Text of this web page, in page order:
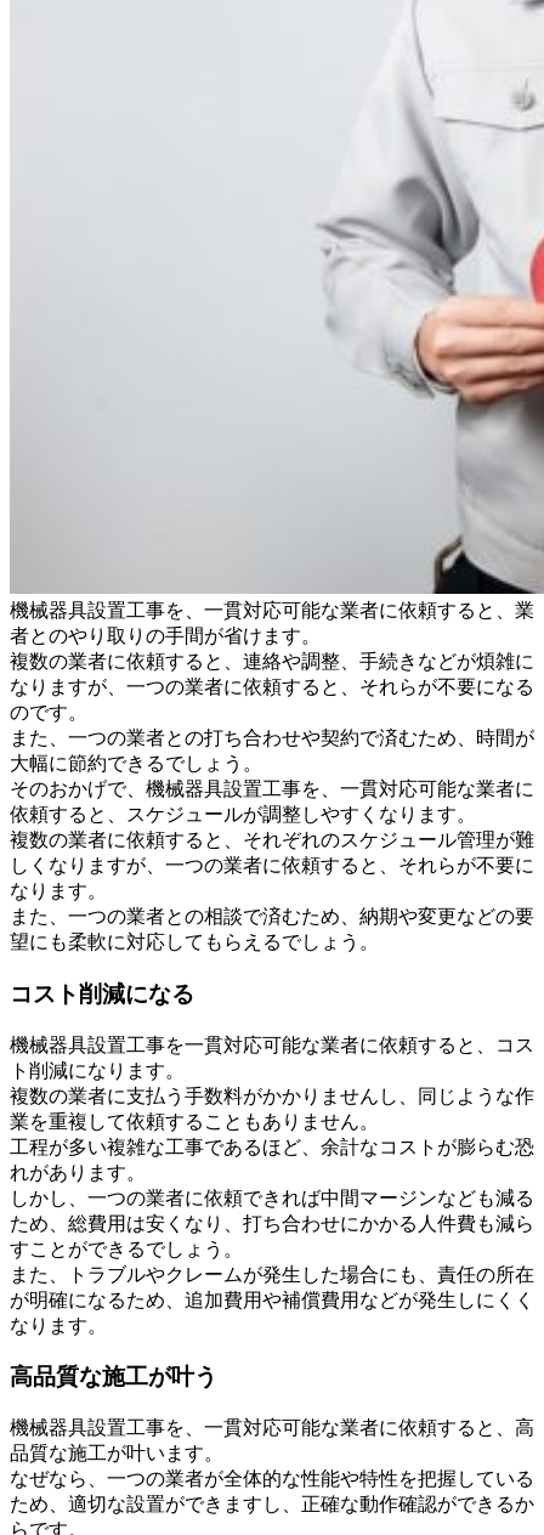
機械器具設置工事を、一貫対応可能な業者に依頼すると、業
者とのやり取りの手間が省けます。
複数の業者に依頼すると、連絡や調整、手続きなどが煩雑に
なりますが、一つの業者に依頼すると、それらが不要になる
のです。
また、一つの業者との打ち合わせや契約で済むため、時間が
大幅に節約できるでしょう。
そのおかげで、機械器具設置工事を、一貫対応可能な業者に
依頼すると、スケジュールが調整しやすくなります。
複数の業者に依頼すると、それぞれのスケジュール管理が難
しくなりますが、一つの業者に依頼すると、それらが不要に
なります。
また、一つの業者との相談で済むため、納期や変更などの要
望にも柔軟に対応してもらえるでしょう。
コスト削減になる
機械器具設置工事を一貫対応可能な業者に依頼すると、コス
ト削減になります。
複数の業者に支払う手数料がかかりませんし、同じような作
業を重複して依頼することもありません。
工程が多い複雑な工事であるほど、余計なコストが膨らむ恐
れがあります。
しかし、一つの業者に依頼できれば中間マージンなども減る
ため、総費用は安くなり、打ち合わせにかかる人件費も減ら
すことができるでしょう。
また、トラブルやクレームが発生した場合にも、責任の所在
が明確になるため、追加費用や補償費用などが発生しにくく
なります。
高品質な施工が叶う
機械器具設置工事を、一貫対応可能な業者に依頼すると、高
品質な施工が叶います。
なぜなら、一つの業者が全体的な性能や特性を把握している
ため、適切な設置ができますし、正確な動作確認ができるか
らです。